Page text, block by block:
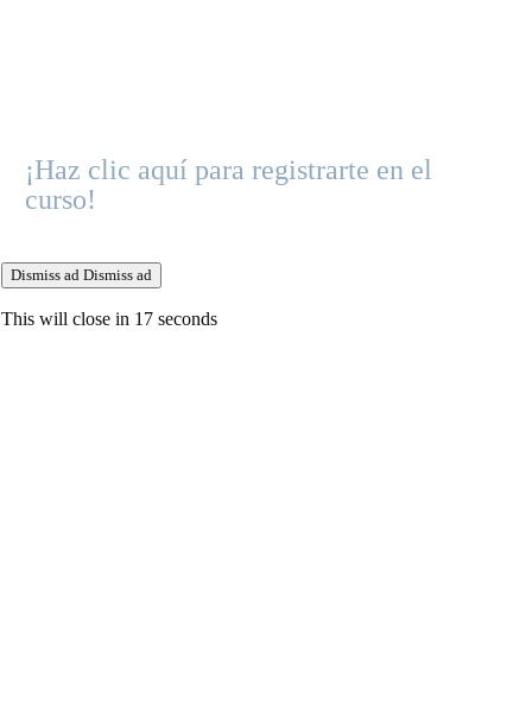
¡Haz clic aquí para registrarte en el
curso!
Dismiss ad Dismiss ad
This will close in 17 seconds